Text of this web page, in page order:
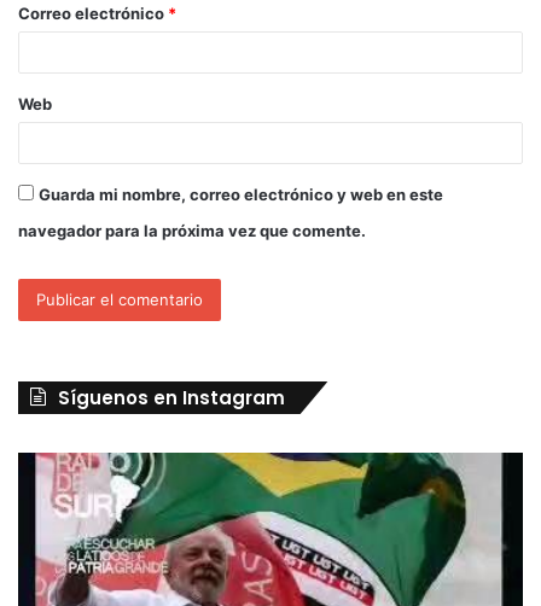
Correo electrónico *
Web
Guarda mi nombre, correo electrónico y web en este
navegador para la próxima vez que comente.
Síguenos en Instagram